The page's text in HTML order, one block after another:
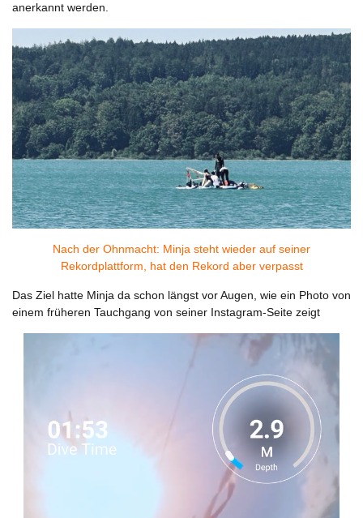
anerkannt werden.
Nach der Ohnmacht: Minja steht wieder auf seiner
Rekordplattform, hat den Rekord aber verpasst
Das Ziel hatte Minja da schon längst vor Augen, wie ein Photo von
einem früheren Tauchgang von seiner Instagram-Seite zeigt